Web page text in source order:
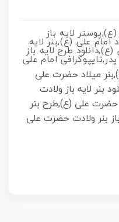
لایه باز
امام علی (ع),بنر لایه
طرح لایه باز
امام علی
میلاد حضرت علی
بنر لایه باز ولادت
حضرت علی (ع),طرح بنر
بنر ولادت حضرت علی